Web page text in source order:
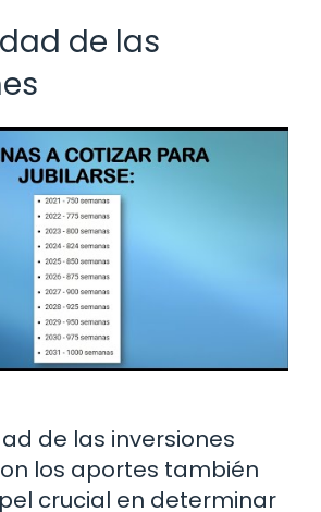
de las
de las inversiones
los aportes también
crucial en determinar